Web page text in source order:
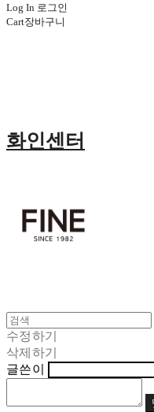
Log In 로그인
Cart장바구니
화인센터
수정하기
삭제하기
글쓴이